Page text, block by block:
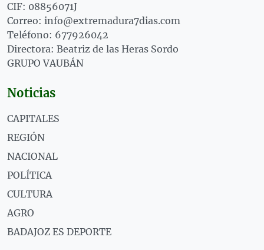
CIF: 08856071J
Correo: info@extremadura7dias.com
Teléfono: 677926042
Directora: Beatriz de las Heras Sordo
GRUPO VAUBÁN
Noticias
CAPITALES
REGIÓN
NACIONAL
POLÍTICA
CULTURA
AGRO
BADAJOZ ES DEPORTE